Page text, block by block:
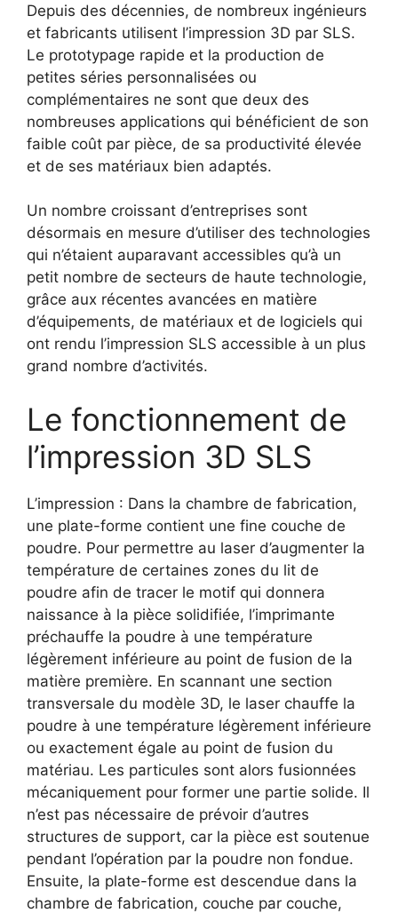
Depuis des décennies, de nombreux ingénieurs
et fabricants utilisent l’impression 3D par SLS.
Le prototypage rapide et la production de
petites séries personnalisées ou
complémentaires ne sont que deux des
nombreuses applications qui bénéficient de son
faible coût par pièce, de sa productivité élevée
et de ses matériaux bien adaptés.
Un nombre croissant d’entreprises sont
désormais en mesure d’utiliser des technologies
qui n’étaient auparavant accessibles qu’à un
petit nombre de secteurs de haute technologie,
grâce aux récentes avancées en matière
d’équipements, de matériaux et de logiciels qui
ont rendu l’impression SLS accessible à un plus
grand nombre d’activités.
Le fonctionnement de
l’impression 3D SLS
L’impression : Dans la chambre de fabrication,
une plate-forme contient une fine couche de
poudre. Pour permettre au laser d’augmenter la
température de certaines zones du lit de
poudre afin de tracer le motif qui donnera
naissance à la pièce solidifiée, l’imprimante
préchauffe la poudre à une température
légèrement inférieure au point de fusion de la
matière première. En scannant une section
transversale du modèle 3D, le laser chauffe la
poudre à une température légèrement inférieure
ou exactement égale au point de fusion du
matériau. Les particules sont alors fusionnées
mécaniquement pour former une partie solide. Il
n’est pas nécessaire de prévoir d’autres
structures de support, car la pièce est soutenue
pendant l’opération par la poudre non fondue.
Ensuite, la plate-forme est descendue dans la
chambre de fabrication, couche par couche,